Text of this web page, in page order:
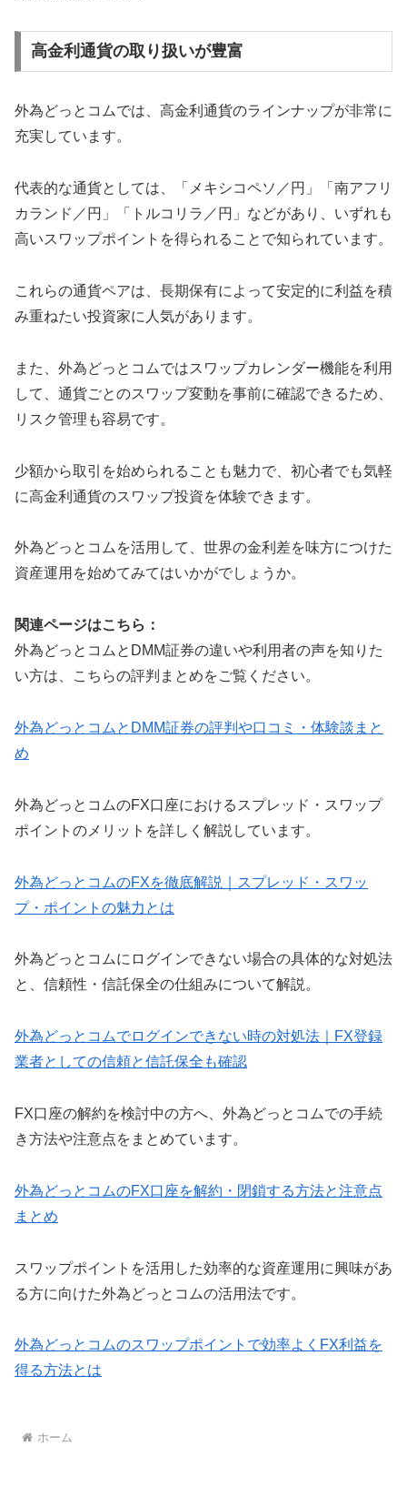
高金利通貨の取り扱いが豊富
外為どっとコムでは、高金利通貨のラインナップが非常に
充実しています。
代表的な通貨としては、「メキシコペソ／円」「南アフリ
カランド／円」「トルコリラ／円」などがあり、いずれも
高いスワップポイントを得られることで知られています。
これらの通貨ペアは、長期保有によって安定的に利益を積
み重ねたい投資家に人気があります。
また、外為どっとコムではスワップカレンダー機能を利用
して、通貨ごとのスワップ変動を事前に確認できるため、
リスク管理も容易です。
少額から取引を始められることも魅力で、初心者でも気軽
に高金利通貨のスワップ投資を体験できます。
外為どっとコムを活用して、世界の金利差を味方につけた
資産運用を始めてみてはいかがでしょうか。
関連ページはこちら：
外為どっとコムとDMM証券の違いや利用者の声を知りた
い方は、こちらの評判まとめをご覧ください。
外為どっとコムとDMM証券の評判や口コミ・体験談まと
め
外為どっとコムのFX口座におけるスプレッド・スワップ
ポイントのメリットを詳しく解説しています。
外為どっとコムのFXを徹底解説｜スプレッド・スワッ
プ・ポイントの魅力とは
外為どっとコムにログインできない場合の具体的な対処法
と、信頼性・信託保全の仕組みについて解説。
外為どっとコムでログインできない時の対処法｜FX登録
業者としての信頼と信託保全も確認
FX口座の解約を検討中の方へ、外為どっとコムでの手続
き方法や注意点をまとめています。
外為どっとコムのFX口座を解約・閉鎖する方法と注意点
まとめ
スワップポイントを活用した効率的な資産運用に興味があ
る方に向けた外為どっとコムの活用法です。
外為どっとコムのスワップポイントで効率よくFX利益を
得る方法とは
ホーム